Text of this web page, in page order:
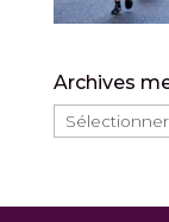
Archives
Archives
mensuelles